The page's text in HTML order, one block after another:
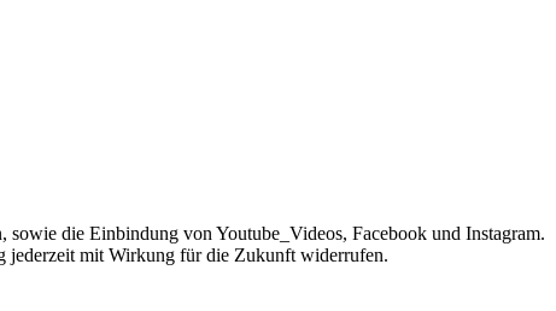
die Einbindung von Youtube_Videos, Facebook und Instagram.
jederzeit mit Wirkung für die Zukunft widerrufen.